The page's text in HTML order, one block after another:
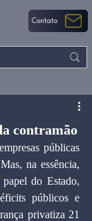
Contato
contramão
públicas
na essência,
do Estado,
públicos e
privatiza 21